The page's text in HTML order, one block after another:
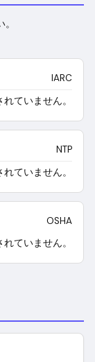
IARC
ていません。
NTP
ていません。
OSHA
ていません。